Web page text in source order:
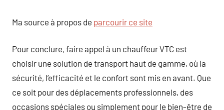
Ma source à propos de parcourir ce site
Pour conclure, faire appel à un chauffeur VTC est
choisir une solution de transport haut de gamme, où la
sécurité, l’efficacité et le confort sont mis en avant. Que
ce soit pour des déplacements professionnels, des
occasions spéciales ou simplement pour le bien-être de